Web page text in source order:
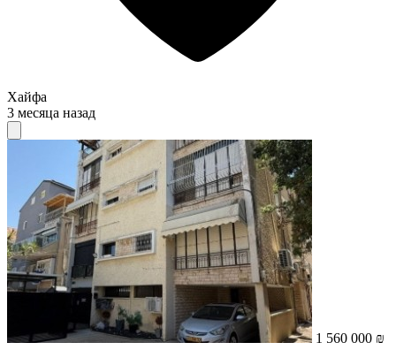
Хайфа
3 месяца назад
1 560 000 ₪